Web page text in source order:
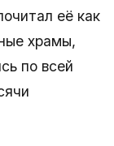
её как
храмы,
по всей